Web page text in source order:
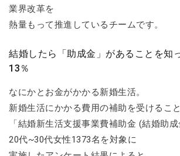
業界改革を
熱量もって推進しているチームです。
結婚したら「助成金」があることを知
13％
なにかとお金がかかる新婚生活。
新婚生活にかかる費用の補助を受けるこ
「結婚新生活支援事業費補助金 (結婚助成
20代~30代女性1373名を対象に